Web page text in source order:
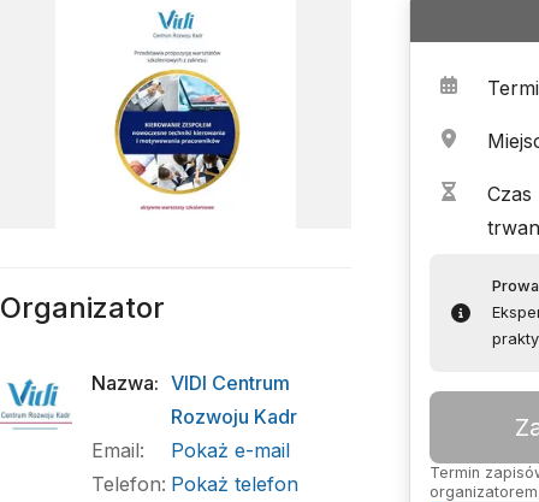
Czas
Termin
Organizator
Nazwa: VIDI Centrum
Rozwoju Kadr
Email:
Pokaż e-mail
Telefon: Pokaż telefon